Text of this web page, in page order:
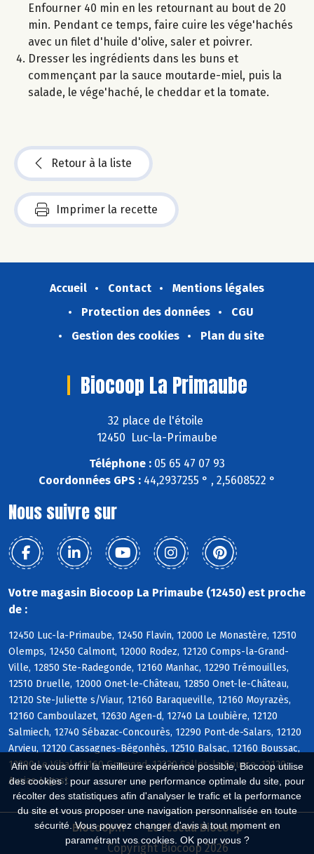
Afin de vous offrir la meilleure expérience possible, Biocoop utilise
des cookies : pour assurer une performance optimale du site, pour
récolter des statistiques afin d'analyser le trafic et la performance
du site et vous proposer une navigation personnalisée en toute
sécurité. Vous pouvez changer d'avis à tout moment en
paramétrant vos cookies. OK pour vous ?
Enfourner 40 min en les retournant au bout de 20
min. Pendant ce temps, faire cuire les vége'hachés
avec un filet d'huile d'olive, saler et poivrer.
Dresser les ingrédients dans les buns et
commençant par la sauce moutarde-miel, puis la
salade, le vége'haché, le cheddar et la tomate.
Retour à la liste
Imprimer la recette
Accueil Contact
Mentions légales
Protection des données
CGU
Gestion des cookies
Plan du site
Biocoop La Primaube
32 place de l'étoile
12450 Luc-la-Primaube
Téléphone : 05 65 47 07 93
Coordonnées GPS : 44,2937255 ° , 2,5608522 °
Nous suivre sur
Votre magasin Biocoop La Primaube (12450) est proche
de :
12450 Luc-la-Primaube, 12450 Flavin, 12000 Le Monastère, 12510
Olemps, 12450 Calmont, 12000 Rodez, 12120 Comps-la-Grand-
Ville, 12850 Ste-Radegonde, 12160 Manhac, 12290 Trémouilles,
12510 Druelle, 12000 Onet-le-Château, 12850 Onet-le-Château,
12120 Ste-Juliette s/Viaur, 12160 Baraqueville, 12160 Moyrazès,
12160 Camboulazet, 12630 Agen-d, 12740 La Loubière, 12120
Salmiech, 12740 Sébazac-Concourès, 12290 Pont-de-Salars, 12120
Arvieu, 12120 Cassagnes-Bégonhès, 12510 Balsac, 12160 Boussac,
12290 Le Vibal, 12160 Gramond, 12330 Salles-la-Source, 12120
Auriac-Lagast
Biocoop.fr
Le réseau Biocoop
Copyright Biocoop 2026